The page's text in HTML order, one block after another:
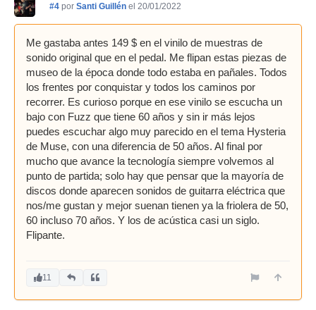
#4 por Santi Guillén el 20/01/2022
Me gastaba antes 149 $ en el vinilo de muestras de
sonido original que en el pedal. Me flipan estas piezas de
museo de la época donde todo estaba en pañales. Todos
los frentes por conquistar y todos los caminos por
recorrer. Es curioso porque en ese vinilo se escucha un
bajo con Fuzz que tiene 60 años y sin ir más lejos
puedes escuchar algo muy parecido en el tema Hysteria
de Muse, con una diferencia de 50 años. Al final por
mucho que avance la tecnología siempre volvemos al
punto de partida; solo hay que pensar que la mayoría de
discos donde aparecen sonidos de guitarra eléctrica que
nos/me gustan y mejor suenan tienen ya la friolera de 50,
60 incluso 70 años. Y los de acústica casi un siglo.
Flipante.
11